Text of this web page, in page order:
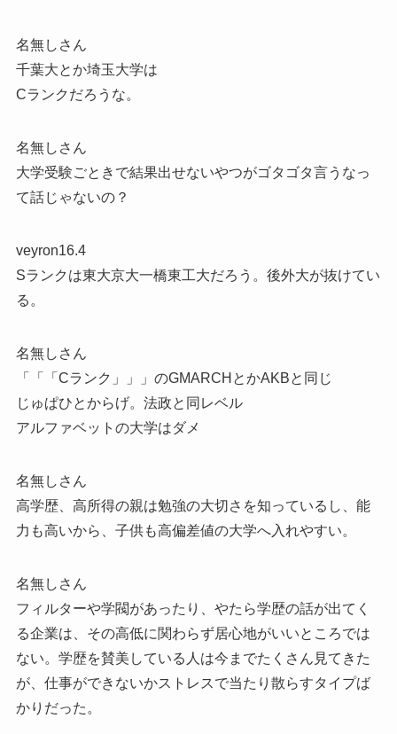
名無しさん
千葉大とか埼玉大学は
Cランクだろうな。
名無しさん
大学受験ごときで結果出せないやつがゴタゴタ言うなっ
て話じゃないの？
veyron16.4
Sランクは東大京大一橋東工大だろう。後外大が抜けてい
る。
名無しさん
「「「Cランク」」」のGMARCHとかAKBと同じ
じゅぱひとからげ。法政と同レベル
アルファベットの大学はダメ
名無しさん
高学歴、高所得の親は勉強の大切さを知っているし、能
力も高いから、子供も高偏差値の大学へ入れやすい。
名無しさん
フィルターや学閥があったり、やたら学歴の話が出てく
る企業は、その高低に関わらず居心地がいいところでは
ない。学歴を賛美している人は今までたくさん見てきた
が、仕事ができないかストレスで当たり散らすタイプば
かりだった。